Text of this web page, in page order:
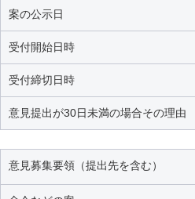
案の公示日
受付開始日時
受付締切日時
意見提出が30日未満の場合その理由
意見募集要領（提出先を含む）